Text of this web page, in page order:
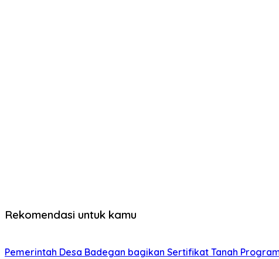
Rekomendasi untuk kamu
Pemerintah Desa Badegan bagikan Sertifikat Tanah Program